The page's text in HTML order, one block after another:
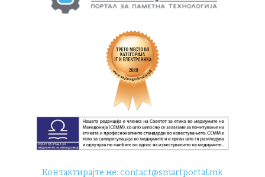
Контактирајте не:contact@smartportal.mk